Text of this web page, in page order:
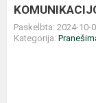
Paskelbta: 2024-10-
Kategorija: